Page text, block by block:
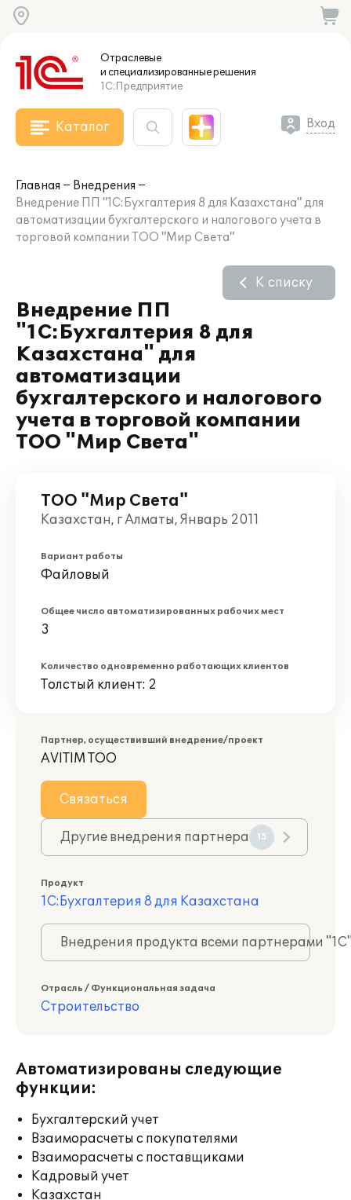
Отраслевые
и специализированныерешения
1С:Предприятие
Каталог Вход
Главная
Внедрения
Внедрение ПП "1С:Бухгалтерия 8 для Казахстана" для
автоматизации бухгалтерского и налогового учета в
торговой компании ТОО "Мир Света"
Внедрение ПП
"1С:Бухгалтерия 8 для
Казахстана" для
автоматизации
бухгалтерского и налогового
учета в торговой компании
ТОО "Мир Света"
К списку
ТОО "Мир Света"
Казахстан, г Алматы, Январь 2011
Вариант работы
Файловый
Общее число автоматизированных рабочих мест
3
Количество одновременно работающих клиентов
Толстый клиент: 2
Партнер, осуществивший внедрение/проект
AVITIM ТОО
Связаться
Другие внедрения партнера 15
Продукт
1С:Бухгалтерия 8 для Казахстана
Внедрения продукта всеми партнерами
Отрасль / Функциональная задача
Строительство
Автоматизированы следующие
функции:
Бухгалтерский учет
Взаиморасчеты с покупателями
Взаиморасчеты с поставщиками
Кадровый учет
Казахстан